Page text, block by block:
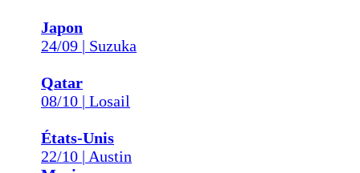
Japon
24/09 | Suzuka
Qatar
08/10 | Losail
États-Unis
22/10 | Austin